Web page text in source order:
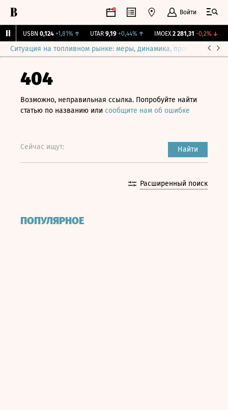
Войти
USBN 0,124 +1,81% ↑ UTAR 9,19 +0,44%↑ IMOEX 2 281,31 -0,2%↓
Ситуация на топливном рынке: меры, динамика, прогнозы
404
Возможно, неправильная ссылка. Попробуйте найти
статью по названию или сообщите нам об ошибке
Сейчас ищут: Найти
Расширенный поиск
ПОПУЛЯРНОЕ